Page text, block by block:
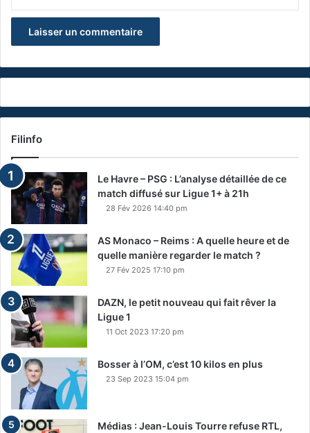
Filinfo
Le Havre – PSG : L’analyse détaillée de ce
match diffusé sur Ligue 1+ à 21h
28 Fév 2026 14:40 pm
AS Monaco – Reims : A quelle heure et de
quelle manière regarder le match ?
27 Fév 2025 17:10 pm
DAZN, le petit nouveau qui fait rêver la
Ligue 1
11 Oct 2023 17:20 pm
Bosser à l’OM, c’est 10 kilos en plus
23 Sep 2023 15:04 pm
Médias : Jean-Louis Tourre refuse RTL,